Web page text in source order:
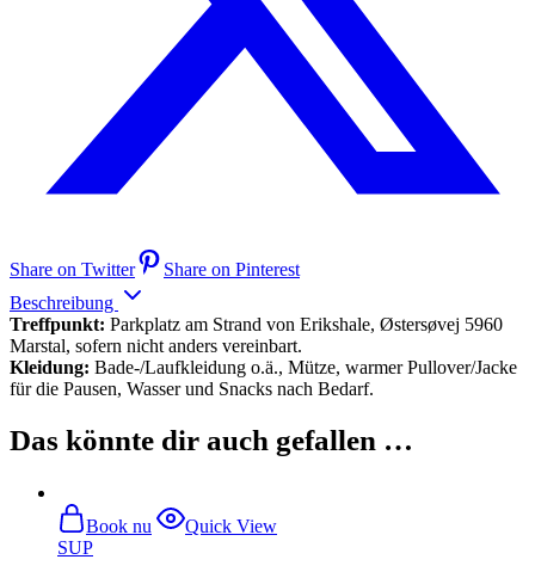
Share on Twitter
Share on Pinterest
Beschreibung
Treffpunkt: Parkplatz am Strand von Erikshale, Østersøvej 5960
Marstal, sofern nicht anders vereinbart.
Kleidung: Bade-/Laufkleidung o.ä., Mütze, warmer Pullover/Jacke
für die Pausen, Wasser und Snacks nach Bedarf.
Das könnte dir auch gefallen …
Book nu
Quick View
SUP